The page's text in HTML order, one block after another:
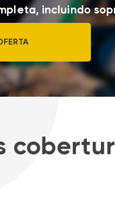
incluindo